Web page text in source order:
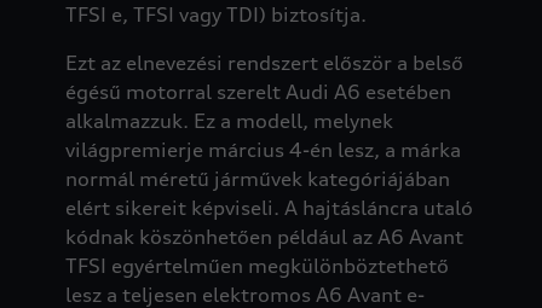
TFSI e, TFSI vagy TDI) biztosítja.
Ezt az elnevezési rendszert először a belső
égésű motorral szerelt Audi A6 esetében
alkalmazzuk. Ez a modell, melynek
világpremierje március 4-én lesz, a márka
normál méretű járművek kategóriájában
elért sikereit képviseli. A hajtásláncra utaló
kódnak köszönhetően például az A6 Avant
TFSI egyértelműen megkülönböztethető
lesz a teljesen elektromos A6 Avant e-